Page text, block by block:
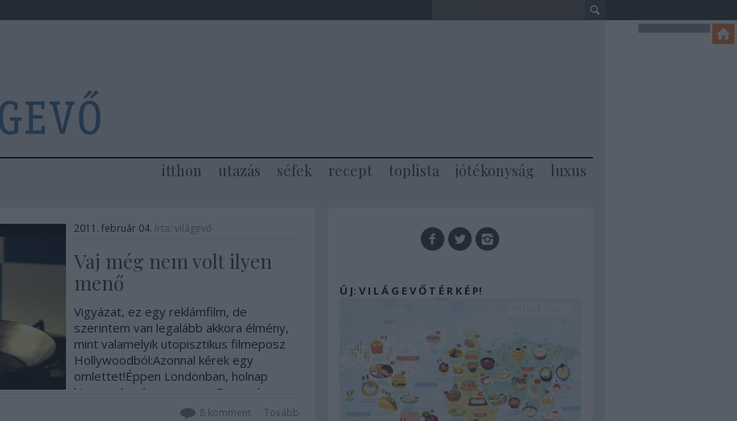
itthon utazás séfek recept toplista jótékonyság luxus
2011. február 04. írta: világevő
Vaj még nem volt ilyen
menő
Vigyázat, ez egy reklámfilm, de
szerintem van legalább akkora élmény,
mint valamelyik utopisztikus filmeposz
Hollywoodból:Azonnal kérek egy
omlettet!Éppen Londonban, holnap
kimegyek még egyszer a Borough
Marketra, ma pedig elmegyek egy
Tovább
8komment
Ú J: V I L Á G E V Ő T É R K É P!